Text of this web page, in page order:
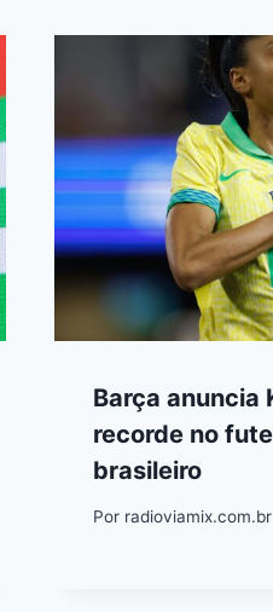
Barça anuncia
recorde no
brasileiro
Por radioviamix.com.br